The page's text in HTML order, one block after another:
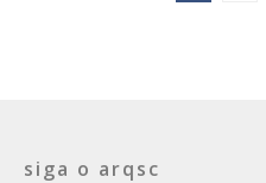
siga o arqsc